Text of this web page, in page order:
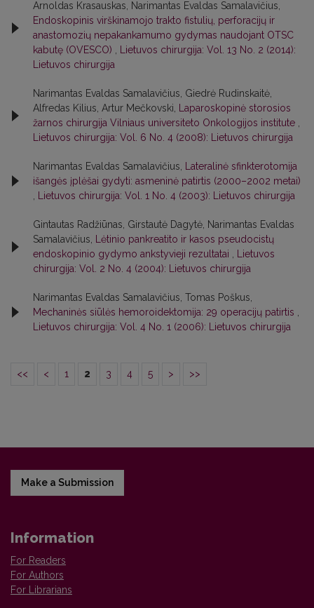
Arnoldas Krasauskas, Narimantas Evaldas Samalavičius,
Endoskopinis virškinamojo trakto fistulių, perforacijų ir
anastomozių nepakankamumo gydymas naudojant OTSC
kabutę (OVESCO)
Lietuvos chirurgija: Vol. 13 No. 2 (2014):
Lietuvos chirurgija
Narimantas Evaldas Samalavičius, Giedrė Rudinskaitė,
Alfredas Kilius, Artur Mečkovski,
Laparoskopinė storosios
žarnos chirurgija Vilniaus universiteto Onkologijos institute
Lietuvos chirurgija: Vol. 6 No. 4 (2008): Lietuvos chirurgija
Narimantas Evaldas Samalavičius,
Lateralinė sfinkterotomija
išangės įplėšai gydyti: asmeninė patirtis (2000–2002 metai)
Lietuvos chirurgija: Vol. 1 No. 4 (2003): Lietuvos chirurgija
Gintautas Radžiūnas, Girstautė Dagytė, Narimantas Evaldas
Samalavičius,
Lėtinio pankreatito ir kasos pseudocistų
endoskopinio gydymo ankstyvieji rezultatai
Lietuvos
chirurgija: Vol. 2 No. 4 (2004): Lietuvos chirurgija
Narimantas Evaldas Samalavičius, Tomas Poškus,
Mechaninės siūlės hemoroidektomija: 29 operacijų patirtis
Lietuvos chirurgija: Vol. 4 No. 1 (2006): Lietuvos chirurgija
<< < 1 2 3 4 5 > >>
Make a Submission
Information
For Readers
For Authors
For Librarians